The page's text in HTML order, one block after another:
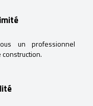
un professionnel
construction.